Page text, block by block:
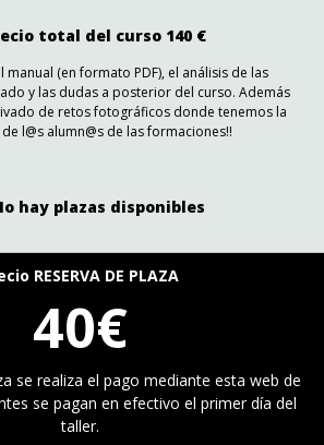
total del curso 140 €
manual (en formato PDF), el análisis de las
y las dudas a posterior del curso. Además
de retos fotográficos donde tenemos la
l@s alumn@s de las formaciones!!
hay plazas disponibles
RESERVA DE PLAZA
40€
se realiza el pago mediante esta web de
se pagan en efectivo el primer día del
taller.